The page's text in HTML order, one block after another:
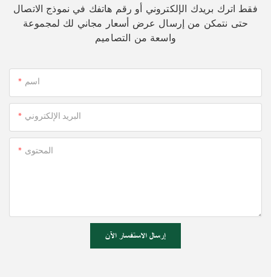
فقط اترك بريدك الإلكتروني أو رقم هاتفك في نموذج الاتصال
حتى نتمكن من إرسال عرض أسعار مجاني لك لمجموعة
واسعة من التصاميم
اسم
البريد الإلكتروني
المحتوى
إرسال الاستفسار الآن